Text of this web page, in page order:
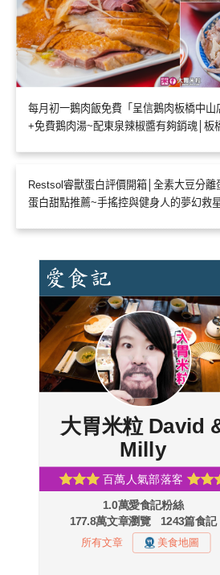
每月初一鵝肉飯免費「呈信鵝肉板橋中
+免費鵝肉湯~配東泉辣椒醬有夠銷魂│板
Restsol睿獸蛋白評價開箱│全素大豆分離
蛋白甜點推薦~手搖控與健身人的夢幻救